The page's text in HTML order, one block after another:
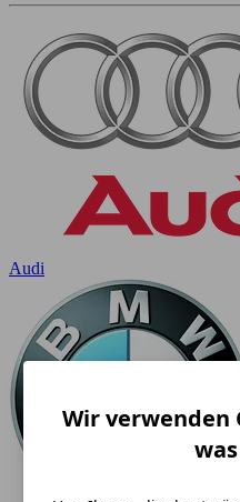
Audi
Wir verwenden